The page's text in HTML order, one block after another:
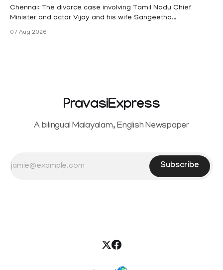
maternity
Chennai: The divorce case involving Tamil Nadu Chief
Minister and actor Vijay and his wife Sangeetha
Sowrnalingam has taken a new turn after Sangeetha
07 Aug 2026
PravasiExpress
A bilingual Malayalam, English Newspaper
Subscribe